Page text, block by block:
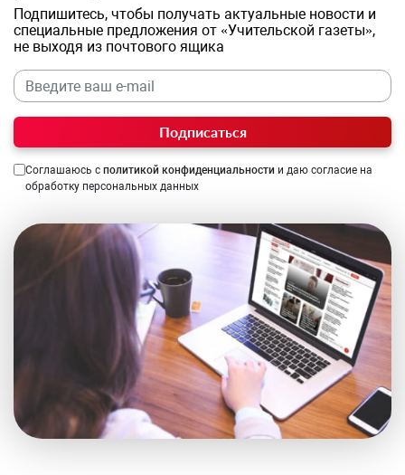
Подпишитесь, чтобы получать актуальные новости и
специальные предложения от «Учительской газеты»,
не выходя из почтового ящика
Подписаться
Соглашаюсь с политикой конфиденциальности и даю согласие на
обработку персональных данных